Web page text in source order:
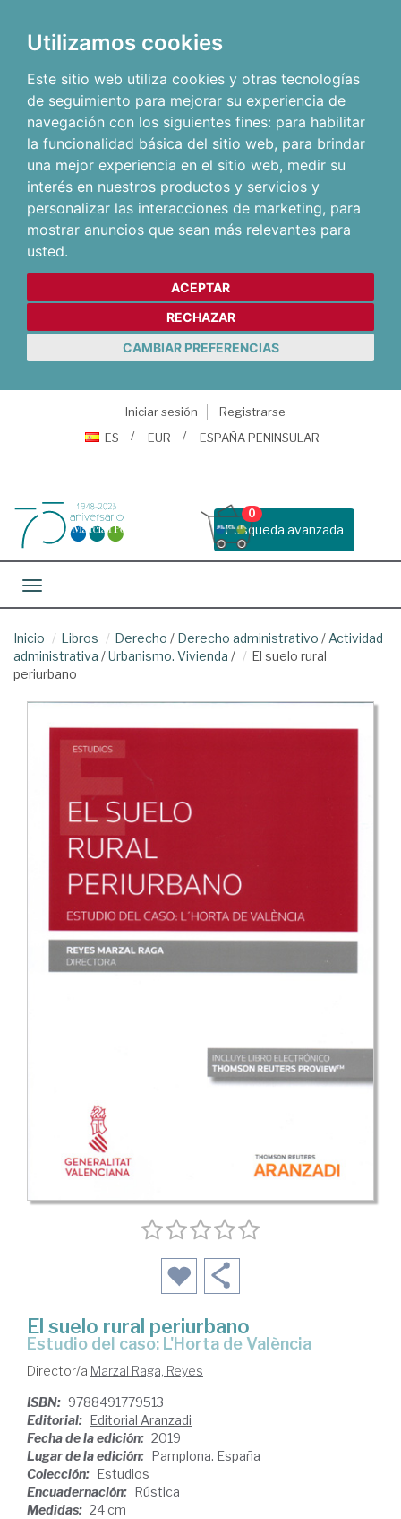
Utilizamos cookies
Este sitio web utiliza cookies y otras tecnologías
de seguimiento para mejorar su experiencia de
navegación con los siguientes fines: para habilitar
la funcionalidad básica del sitio web, para brindar
una mejor experiencia en el sitio web, medir su
interés en nuestros productos y servicios y
personalizar las interacciones de marketing, para
mostrar anuncios que sean más relevantes para
usted.
ACEPTAR
RECHAZAR
CAMBIAR PREFERENCIAS
Iniciar sesión
Registrarse
ES
EUR ESPAÑA PENINSULAR
Busqueda avanzada
0
Toggle navigation
Inicio Libros Derecho / Derecho administrativo / Actividad
administrativa /Urbanismo. Vivienda /
El suelo rural
periurbano
El suelo rural periurbano
estudio del caso: L'Horta de València
Director/a Marzal Raga, Reyes
ISBN: 9788491779513
Editorial: Editorial Aranzadi
Fecha de la edición: 2019
Lugar de la edición: Pamplona. España
Colección: Estudios
Encuadernación: Rústica
Medidas: 24 cm